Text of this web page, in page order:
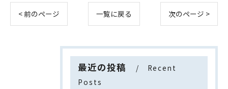
< 前のページ 一覧に戻る 次のページ >
最近の投稿
Recent
Posts